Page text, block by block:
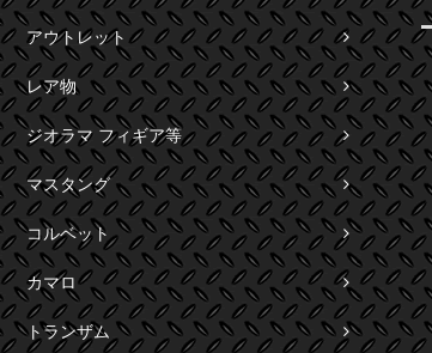
アウトレット
レア物
ジオラマ フィギア等
マスタング
コルベット
カマロ
トランザム